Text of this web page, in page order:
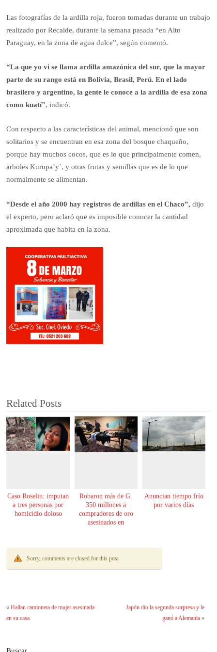
Las fotografías de la ardilla roja, fueron tomadas durante un trabajo
realizado por Recalde, durante la semana pasada “en Alto
Paraguay, en la zona de agua dulce”, según comentó.
“La que yo vi se llama ardilla amazónica del sur, que la mayor
parte de su rango está en Bolivia, Brasil, Perú. En el lado
brasilero y argentino, la gente le conoce a la ardilla de esa zona
como kuatí”, indicó.
Con respecto a las características del animal, mencionó que son
solitarios y se encuentran en esa zona del bosque chaqueño,
porque hay muchos cocos, que es lo que principalmente comen,
arboles Kurupa’y´, y otras frutas y semillas que es de lo que
normalmente se alimentan.
“Desde el año 2000 hay registros de ardillas en el Chaco”, dijo
el experto, pero aclaró que es imposible conocer la cantidad
aproximada que habita en la zona.
Related Posts
Caso Roselin: imputan
a tres personas por
homicidio doloso
Robaron más de G.
350 millones a
compradores de oro
asesinados en
Anuncian tiempo frío
por varios días
Sorry, comments are closed for this post
«Hallan camioneta de mujer asesinada
en su casa
Japón dio la segunda sorpresa y le
ganó a Alemania»